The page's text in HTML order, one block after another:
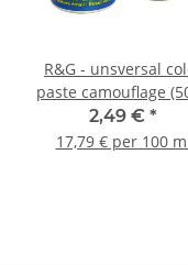
R&G - unsversal
paste camouflage
2,49 € *
17,79 € per 100